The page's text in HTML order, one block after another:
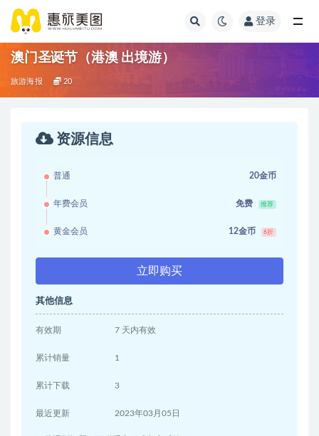
登录
澳门圣诞节（港澳 出境游）
旅游海报 20
资源信息
普通 20金币
年费会员 免费 推荐
黄金会员 12金币 6折
立即购买
其他信息
有效期 7 天内有效
累计销量 1
累计下载 3
最近更新 2023年03月05日